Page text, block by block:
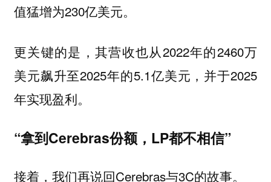
值猛增为230亿美元。
更关键的是，其营收也从2022年的2460万
美元飙升至2025年的5.1亿美元，并于2025
年实现盈利。
“拿到Cerebras份额，LP都不相信”
接着，我们再说回Cerebras与3C的故事。